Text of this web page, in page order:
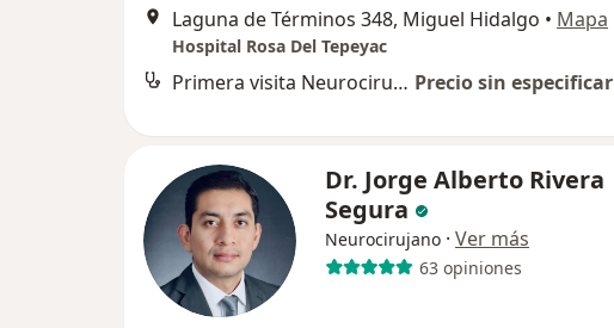
Laguna de Términos 348, Miguel Hidalgo • Mapa
Hospital Rosa Del Tepeyac
Primera visita Neurocirugía Precio sin especificar
Dr. Jorge Alberto Rivera
Segura
Neurocirujano · Ver más
63 opiniones